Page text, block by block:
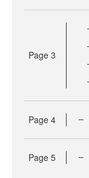
Page 3
Page 4
Page 5